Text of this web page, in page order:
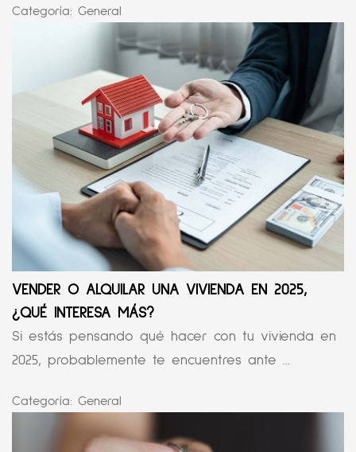
Categoría: General
VENDER O ALQUILAR UNA VIVIENDA EN 2025,
¿QUÉ INTERESA MÁS?
Si estás pensando qué hacer con tu vivienda en
2025, probablemente te encuentres ante ...
Categoría: General